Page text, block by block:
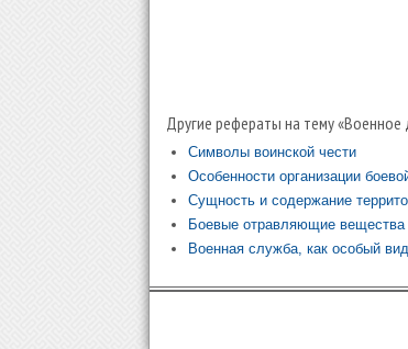
Другие рефераты на тему
Символы воинской чести
Особенности организации
Сущность и содержание
Боевые отравляющие
Военная служба, как особый